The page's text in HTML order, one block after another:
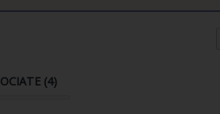
(4)